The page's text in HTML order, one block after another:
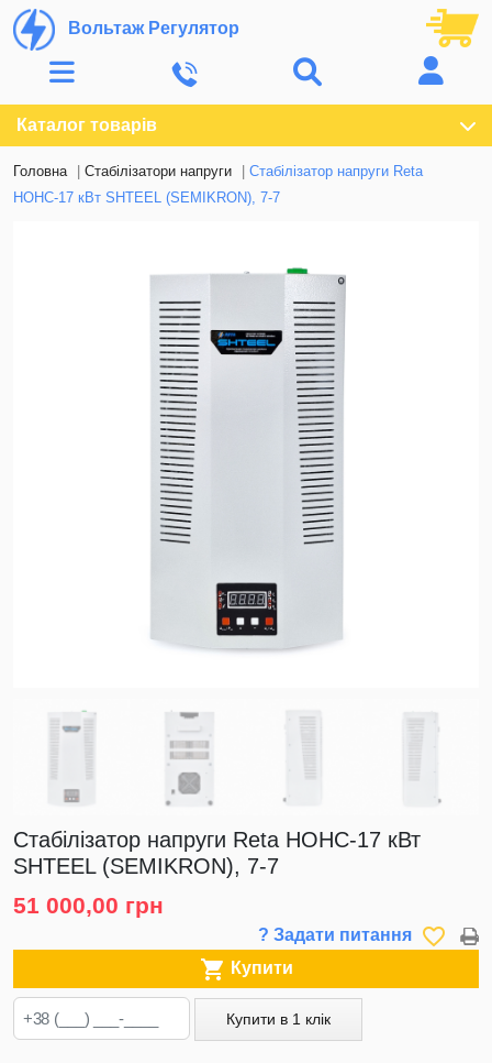
Вольтаж Регулятор
Каталог товарів
Головна Стабілізатори напруги
Стабілізатор напруги Reta
НОНС-17 кВт SHTEEL (SEMIKRON), 7-7
Стабілізатор напруги Reta НОНС-17 кВт
SHTEEL (SEMIKRON), 7-7
51 000,00 грн
? Задати питання favorite_border
 Купити
Купити в 1 клік